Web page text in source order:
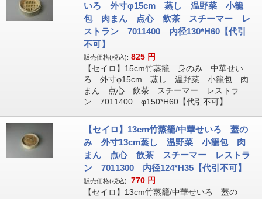
いろ 外寸φ15cm 蒸し 温野菜 小籠
包 肉まん 点心 飲茶 スチーマー レ
ストラン 7011400 内径130*H60【代引
不可】
販売価格(税込): 825 円
【セイロ】15cm竹蒸籠 身のみ 中華せい
ろ 外寸φ15cm 蒸し 温野菜 小籠包 肉
まん 点心 飲茶 スチーマー レストラ
ン 7011400 φ150*H60【代引不可】
【セイロ】13cm竹蒸籠/中華せいろ 蓋の
み 外寸13cm蒸し 温野菜 小籠包 肉
まん 点心 飲茶 スチーマー レストラ
ン 7011300 内径124*H35【代引不可】
販売価格(税込): 770 円
【セイロ】13cm竹蒸籠/中華せいろ 蓋の